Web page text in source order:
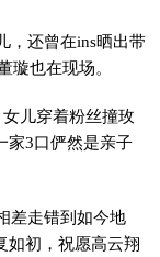
，还曾在ins晒出带
璇也在现场。
儿穿着粉丝撞玫
家3口俨然是亲子
差走错到如今地
如初，祝愿高云翔